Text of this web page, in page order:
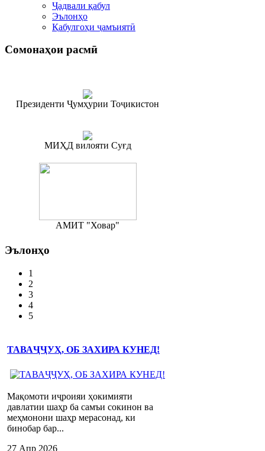
Ҷадвали қабул
Эълонҳо
Қабулгоҳи ҷамъиятӣ
Сомонаҳои расмӣ
Президенти Ҷумҳурии Тоҷикистон
МИҲД вилояти Суғд
АМИТ "Ховар"
Эълонҳо
1
2
3
4
5
ТАВАҶҶУҲ, ОБ ЗАХИРА КУНЕД!
Мақомоти иҷроияи ҳокимияти
давлатии шаҳр ба самъи сокинон ва
меҳмонони шаҳр мерасонад, ки
бинобар бар...
27 Апр 2026